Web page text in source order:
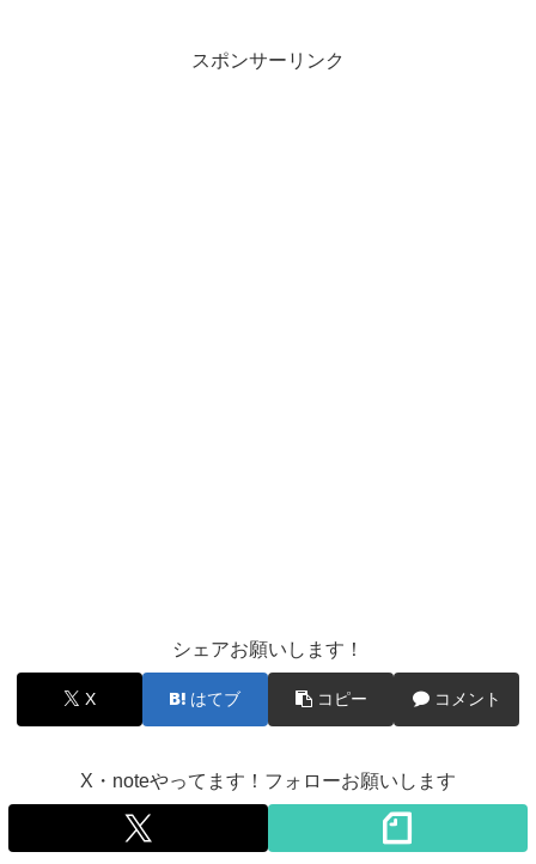
スポンサーリンク
シェアお願いします！
X はてブ コピー コメント
X・noteやってます！フォローお願いします